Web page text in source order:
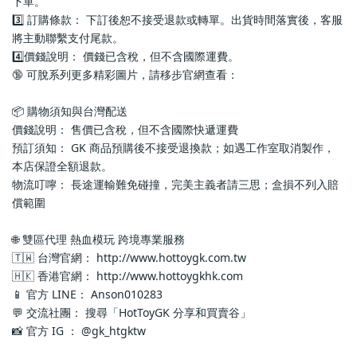
3️⃣ 訂購條款： 下訂後恕不接受退款或轉單。出貨時間落實後，客服
將主動聯繫支付尾款。
4️⃣價錢說明： 價錢已含稅，但不含國際運費。
🔞 可脫系列更多精彩圖片，請移步官網查看：
📦 購物須知與台灣配送
價錢說明： 售價已含稅，但不含國際快遞運費
預訂須知： GK 商品預購後不接受退換款；如遇工作室取消製作，
本店保證全額退款。
物流叮嚀： 長途運輸難免碰撞，完美主義者請三思；盒損不列入賠
償範圍
🌐 雙區代理 熱血模玩 跨境專業服務
🇹🇼 台灣官網： http://www.hottoygk.com.tw
🇭🇰 香港官網： http://www.hottoygkhk.com
📱 官方 LINE： Anson010283
💬 交流社團： 搜尋「HotToyGK 分享和買賣谷」
📸 官方 IG ： @gk_htgktw